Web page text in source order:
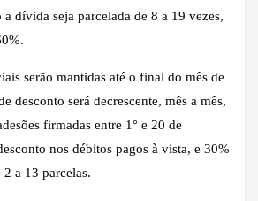
dívida seja parcelada de 8 a 19 vezes,
serão mantidas até o final do mês de
desconto será decrescente, mês a mês,
firmadas entre 1° e 20 de
nos débitos pagos à vista, e 30%
2 a 13 parcelas.